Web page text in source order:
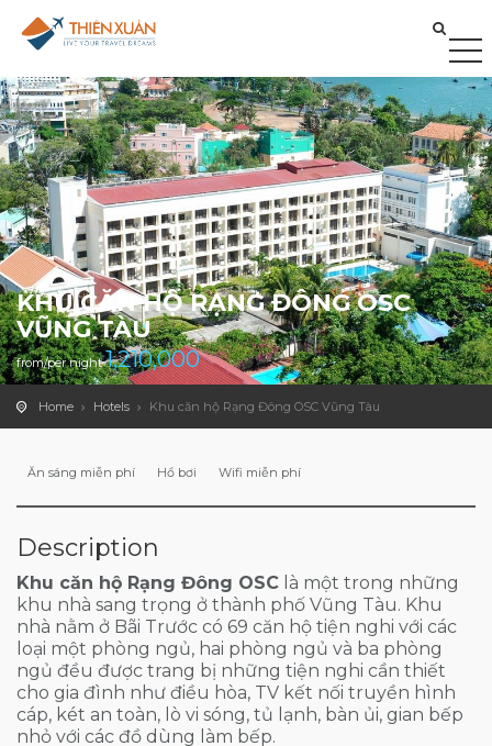
KHU CĂN HỘ RẠNG ĐÔNG OSC
VŨNG TÀU
from/per night1,210,000
Home Hotels Khu căn hộ Rạng Đông OSC Vũng Tàu
Ăn sáng miễn phí Hồ bơi Wifi miễn phí
Description
Khu căn hộ Rạng Đông OSC là một trong những
khu nhà sang trọng ở thành phố Vũng Tàu. Khu
nhà nằm ở Bãi Trước có 69 căn hộ tiện nghi với các
loại một phòng ngủ, hai phòng ngủ và ba phòng
ngủ đều được trang bị những tiện nghi cần thiết
cho gia đình như điều hòa, TV kết nối truyền hình
cáp, két an toàn, lò vi sóng, tủ lạnh, bàn ủi, gian bếp
nhỏ với các đồ dùng làm bếp.